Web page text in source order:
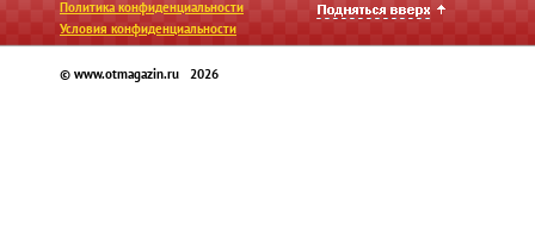
Политика конфиденциальности
Условия конфиденциальности
© www.otmagazin.ru 2026